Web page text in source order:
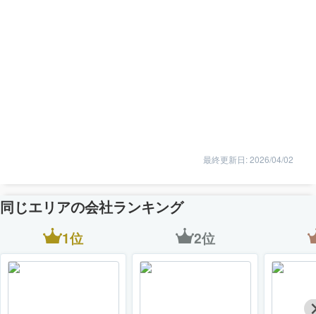
最終更新日: 2026/04/02
同じエリアの会社ランキング
1位 2位